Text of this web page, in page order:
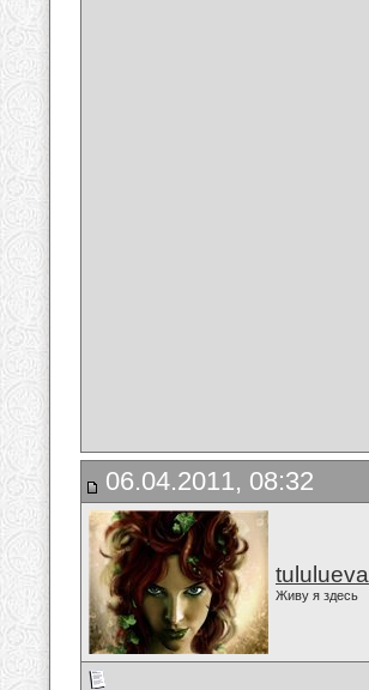
06.04.2011, 08:32
tululueva
Живу я здесь